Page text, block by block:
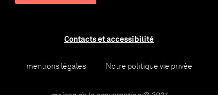
Contacts et accessibilité
mentions légales Notre politique vie privée